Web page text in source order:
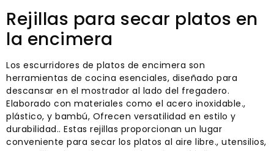
Rejillas para secar platos en
la encimera
Los escurridores de platos de encimera son
herramientas de cocina esenciales, diseñado para
descansar en el mostrador al lado del fregadero.
Elaborado con materiales como el acero inoxidable.,
plástico, y bambú, Ofrecen versatilidad en estilo y
durabilidad.. Estas rejillas proporcionan un lugar
conveniente para secar los platos al aire libre., utensilios,